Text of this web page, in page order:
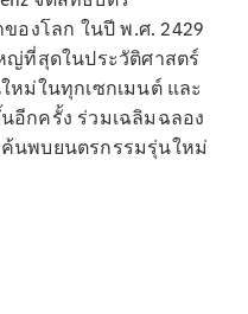
องโลก ในปี พ.ศ. 2429
ญ่ที่สุดในประวัติศาสตร์
หม่ในทุกเซกเมนต์ และ
อีกครั้ง ร่วมเฉลิมฉลอง
นพบยนตรกรรมรุ่นใหม่